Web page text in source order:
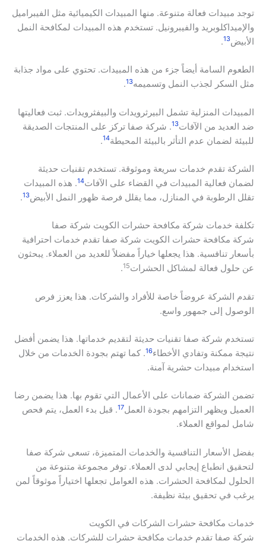
توجد مبيدات فعالة متنوعة. منها المبيدات الكيميائية مثل الفيبراميل
والإميداكلوبريد والفيبرونيل. تستخدم هذه المبيدات لمكافحة النمل
الأبيض13
.
الطعوم السامة أيضاً جزء من هذه المبيدات. تحتوي على مواد جذابة
مثل السكر لجذب النمل وتسميمه13
.
المبيدات المنزلية تشمل البيرثرويدات والبيفثرويدات. ثبت فعاليتها
ضد العديد من الآفات13. شركة صفا تركز على المنتجات الصديقة
للبيئة لضمان عدم التأثر بالبيئة المحيطة14
.
الشركة تقدم خدمات سريعة وموثوقة. تستخدم تقنيات حديثة
لضمان فعالية المبيدات في القضاء على الآفات14. هذه المبيدات
تقلل الرطوبة في المنازل، مما يقلل فرصة ظهور النمل الأبيض13
.
تكلفة خدمات شركة مكافحة حشرات الكويت شركة صفا
شركة مكافحة حشرات الكويت شركة صفا تقدم خدمات احترافية
بأسعار تنافسية. هذا يجعلها خياراً مفضلاً للعديد من العملاء. يبحثون
عن حلول فعالة لمشاكل الحشرات15
.
تقدم الشركة عروضاً خاصة للأفراد والشركات. هذا يعزز فرص
الوصول إلى جمهور واسع.
تستخدم شركة صفا تقنيات حديثة لتقديم خدماتها. هذا يضمن أفضل
نتيجة ممكنة وتفادي الأخطاء16. كما تهتم بجودة الخدمات من خلال
استخدام مبيدات حشرية آمنة.
تضمن الشركة ضمانات على الأعمال التي تقوم بها. هذا يضمن رضا
العميل ويظهر التزامهم بجودة العمل17. قبل بدء العمل، يتم فحص
شامل لمواقع العملاء.
بفضل الأسعار التنافسية والخدمات المتميزة، تسعى شركة صفا
لتحقيق انطباع إيجابي لدى العملاء. توفر مجموعة متنوعة من
الحلول لمكافحة الحشرات. هذه العوامل تجعلها اختياراً موثوقاً لمن
يرغب في تحقيق بيئة نظيفة.
خدمات مكافحة حشرات الشركات في الكويت
شركة صفا تقدم خدمات مكافحة حشرات للشركات. هذه الخدمات